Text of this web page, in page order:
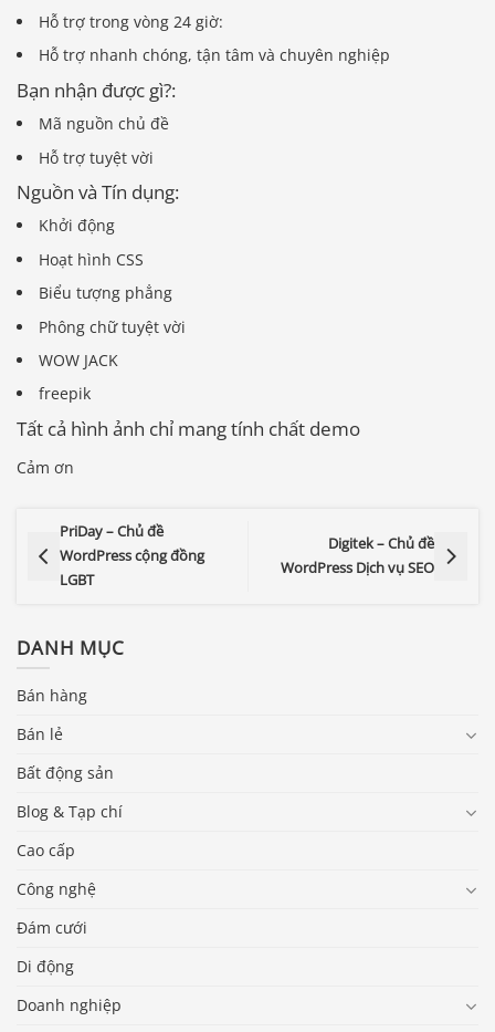
Hỗ trợ trong vòng 24 giờ:
Hỗ trợ nhanh chóng, tận tâm và chuyên nghiệp
Bạn nhận được gì?:
Mã nguồn chủ đề
Hỗ trợ tuyệt vời
Nguồn và Tín dụng:
Khởi động
Hoạt hình CSS
Biểu tượng phẳng
Phông chữ tuyệt vời
WOW JACK
freepik
Tất cả hình ảnh chỉ mang tính chất demo
Cảm ơn
PriDay – Chủ đề
WordPress cộng đồng
LGBT
Digitek – Chủ đề
WordPress Dịch vụ SEO
DANH MỤC
Bán hàng
Bán lẻ
Bất động sản
Blog & Tạp chí
Cao cấp
Công nghệ
Đám cưới
Di động
Doanh nghiệp